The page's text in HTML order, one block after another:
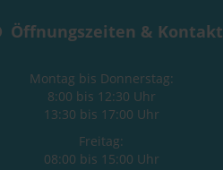
Öffnungszeiten & Kontakt
Montag bis Donnerstag:
8:00 bis 12:30 Uhr
13:30 bis 17:00 Uhr
Freitag:
08:00 bis 15:00 Uhr